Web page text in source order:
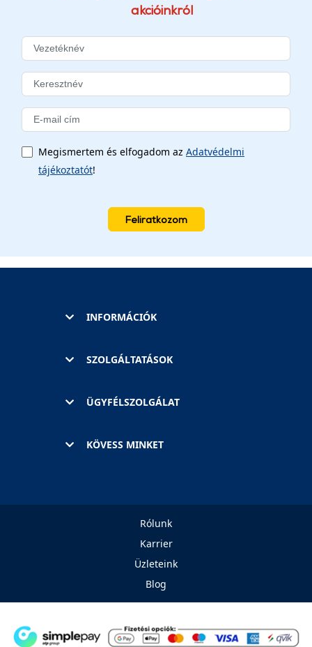
akcióinkról
Megismertem és elfogadom az Adatvédelmi
tájékoztatót!
Feliratkozom
INFORMÁCIÓK
SZOLGÁLTATÁSOK
ÜGYFÉLSZOLGÁLAT
KÖVESS MINKET
Rólunk
Karrier
Üzleteink
Blog